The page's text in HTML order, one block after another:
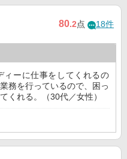
80.2点 18件
ィーに仕事をしてくれるの
務を行っているので、困っ
くれる。（30代／女性）